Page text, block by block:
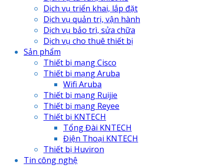
Dịch vụ triển khai, lắp đặt
Dịch vụ quản trị, vận hành
Dịch vụ bảo trì, sửa chữa
Dịch vụ cho thuê thiết bị
Sản phẩm
Thiết bị mạng Cisco
Thiết bị mạng Aruba
Wifi Aruba
Thiết bị mạng Ruijie
Thiết bị mạng Reyee
Thiết bị KNTECH
Tổng Đài KNTECH
Điện Thoại KNTECH
Thiết bị Huviron
Tin công nghệ